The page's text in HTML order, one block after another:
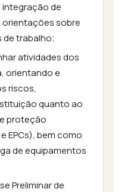
integração de
sobre
de trabalho;
atividades dos
orientando e
riscos,
quanto ao
proteção
EPCs), bem como
de equipamentos
Preliminar de